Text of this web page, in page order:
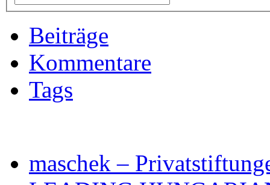
Beiträge
Kommentare
Tags
maschek –